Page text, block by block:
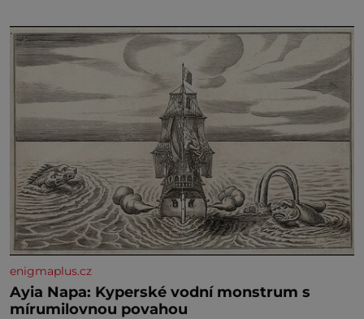
výslechů nikdo nevyvíjel fyzický ani psychický nátlak.
Syn brněnského řezníka chce být knězem a
enigmaplus.cz
Ayia Napa: Kyperské vodní monstrum s
mírumilovnou povahou